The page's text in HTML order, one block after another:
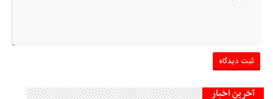
آخرین اخبار